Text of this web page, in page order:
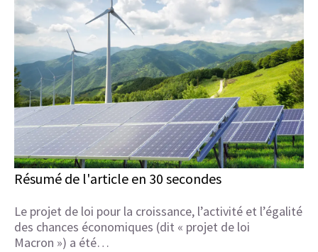
Résumé de l'article en 30 secondes
Le projet de loi pour la croissance, l’activité et l’égalité
des chances économiques (dit « projet de loi
Macron ») a été…